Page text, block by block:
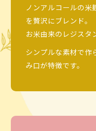
ノンアルコールの米
を贅沢にブレンド。
お米由来のレジスタ
シンプルな素材で作
み口が特徴です。